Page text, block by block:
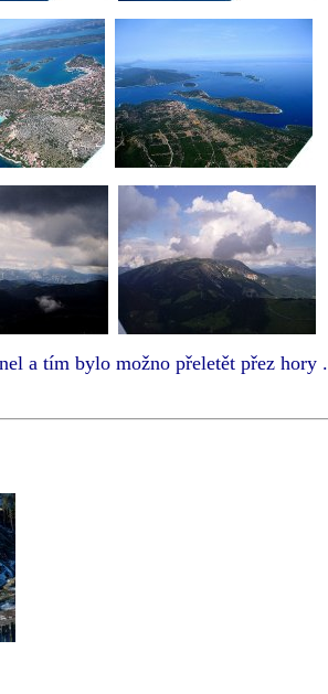
možno přeletět přez hory .